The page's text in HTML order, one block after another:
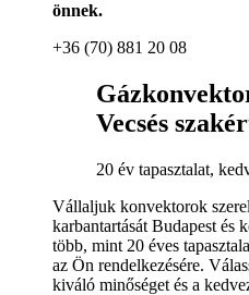
önnek.
+36 (70) 881 20 08
Vecsés
20 év tapasztalat,
Vállaljuk konvektorok
karbantartását Budapest és
több, mint 20 éves
az Ön rendelkezésére.
kiváló minőséget és a